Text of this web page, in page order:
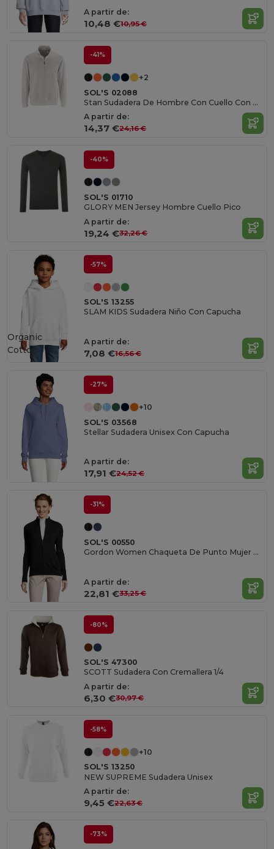
A partir de:
10,48 €10,95 €
-41%
+2
SOL'S 02088
Stan Sudadera De Hombre Con Cuello Con Cremallera
A partir de:
14,37 €24,16 €
-40%
SOL'S 01710
GLORY MEN Jersey Hombre Cuello Pico
A partir de:
19,24 €32,26 €
-57%
SOL'S 13255
SLAM KIDS Sudadera Niño Con Capucha
A partir de:
7,08 €16,56 €
Organic
Cotton
-27%
+10
SOL'S 03568
Stellar Sudadera Unisex Con Capucha
A partir de:
17,91 €24,52 €
-31%
SOL'S 00550
Gordon Women Chaqueta De Punto Mujer Con Cremallera
A partir de:
22,81 €33,25 €
-80%
SOL'S 47300
SCOTT Sudadera Con Cremallera 1/4
A partir de:
6,30 €30,97 €
-58%
+10
SOL'S 13250
NEW SUPREME Sudadera Unisex
A partir de:
9,45 €22,63 €
-73%